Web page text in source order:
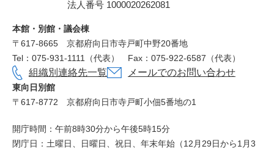
所
法人番号 1000020262081
本館・別館・議会棟
〒617‐8665
京都府向日市寺戸町中野20番地
Tel：075-931-1111（代表）
Fax：075-922-6587（代表）
東向日別館
〒617-8772
京都府向日市寺戸町小佃5番地の1
組織別連絡先一覧 メールでのお問い合わせ
開庁時間：午前8時30分から午後5時15分
閉庁日：土曜日、日曜日、祝日、年末年始（12月29日から1月3